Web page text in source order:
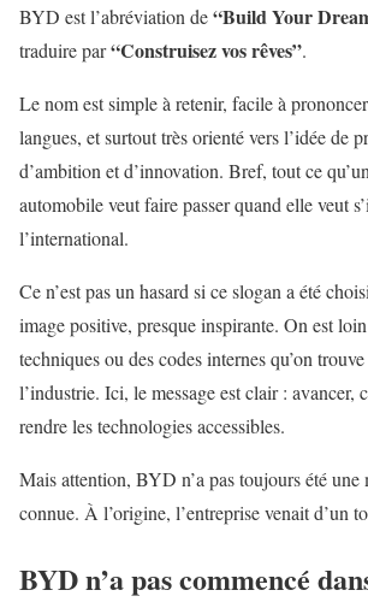
BYD est l’abréviation de“Build Your
traduire par“Construisez vos rêves”.
Le nom est simple à retenir, facile à
langues, et surtout très orienté vers l’idée de
d’ambition et d’innovation. Bref, tout ce
automobile veut faire passer quand elle veut
l’international.
Ce n’est pas un hasard si ce slogan a été
image positive, presque inspirante. On est
techniques ou des codes internes qu’on
l’industrie. Ici, le message est clair : avancer,
rendre les technologies accessibles.
Mais attention, BYD n’a pas toujours été une
connue. À l’origine, l’entreprise venait d’un
BYD n’a pas commencé